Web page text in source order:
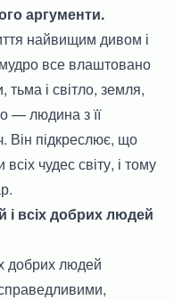
аргументи.
найвищим дивом і
все влаштовано
тьма і світло, земля,
— людина з її
Він підкреслює, що
чудес світу, і тому
і всіх добрих людей
добрих людей